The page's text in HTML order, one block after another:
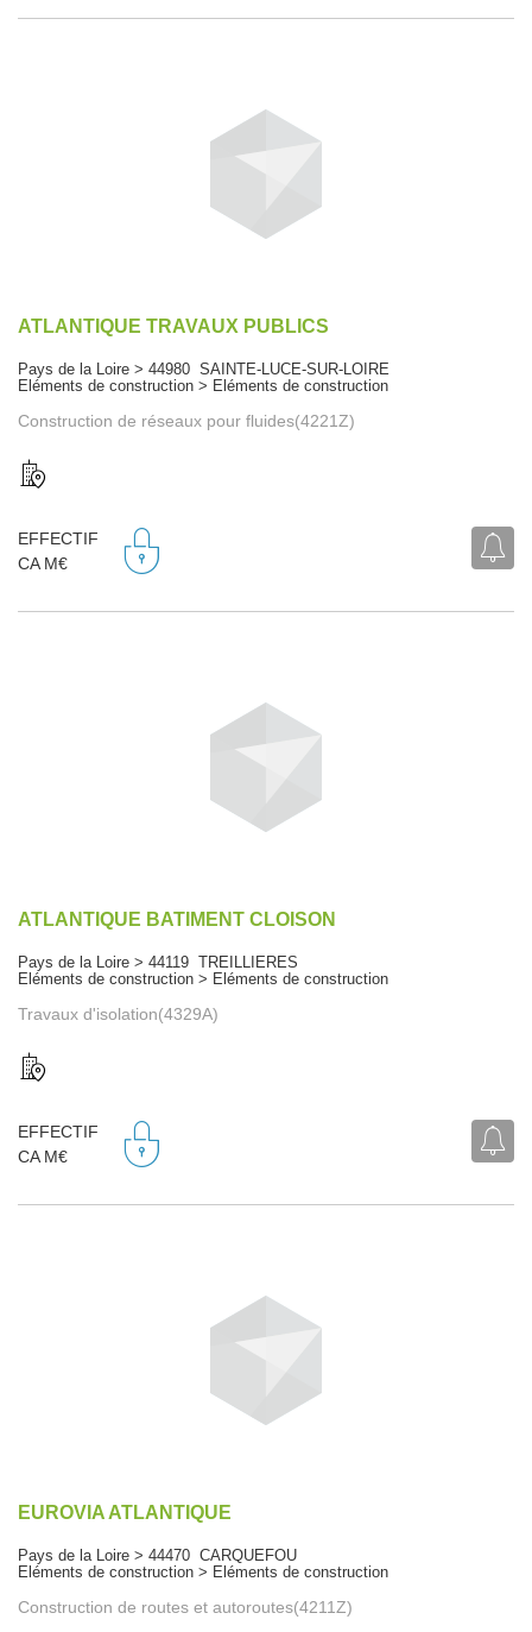
ATLANTIQUE TRAVAUX PUBLICS
Pays de la Loire > 44980 SAINTE-LUCE-SUR-LOIRE
Eléments de construction > Eléments de construction
Construction de réseaux pour fluides(4221Z)
EFFECTIF
CA M€
ATLANTIQUE BATIMENT CLOISON
Pays de la Loire > 44119 TREILLIERES
Eléments de construction > Eléments de construction
Travaux d'isolation(4329A)
EFFECTIF
CA M€
EUROVIA ATLANTIQUE
Pays de la Loire > 44470 CARQUEFOU
Eléments de construction > Eléments de construction
Construction de routes et autoroutes(4211Z)